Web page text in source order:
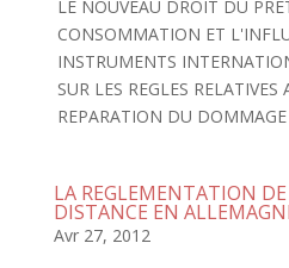
LE NOUVEAU DROIT DU
CONSOMMATION ET
INSTRUMENTS
SUR LES REGLES
REPARATION DU DOMMAGE
LA REGLEMENTATION
DISTANCE EN
Avr 27, 2012